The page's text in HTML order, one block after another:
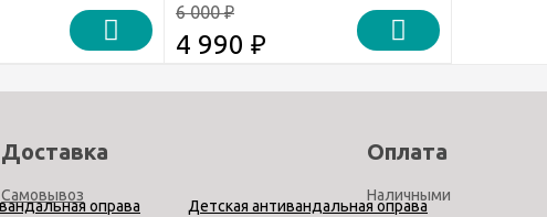
6 000₽
4 990 ₽
Доставка
Самовывоз
Оплата
Наличными